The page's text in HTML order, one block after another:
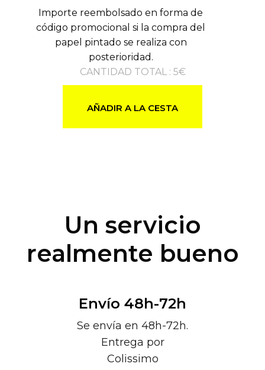
Importe reembolsado en forma de
código promocional si la compra del
papel pintado se realiza con
posterioridad.
CANTIDAD TOTAL: 5€
AÑADIR A LA CESTA
Un servicio
realmente bueno
Envío 48h-72h
Se envía en 48h-72h.
Entrega por
Colissimo